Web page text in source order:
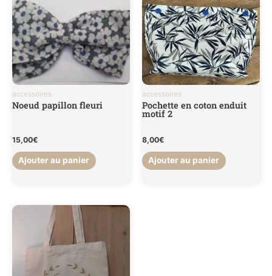
accessoires
Noeud papillon fleuri
15,00€
Ajouter au panier
accessoires
Pochette en coton enduit
motif 2
8,00€
Ajouter au panier